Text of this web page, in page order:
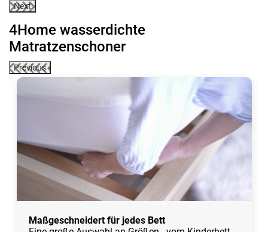
Next
4Home wasserdichte
Matratzenschoner
Previous
Maßgeschneidert für jedes Bett